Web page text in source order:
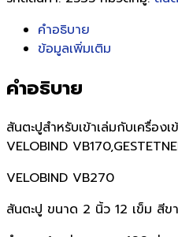
คำอธิบาย
ข้อมูลเพิ่มเติม
คำอธิบาย
สันตะปูสำหรับเข้าเล่มกับเครื่องเ
VELOBIND
VELOBIND VB270
สันตะปู ขนาด 2 นิ้ว 12 เข็ม สีข